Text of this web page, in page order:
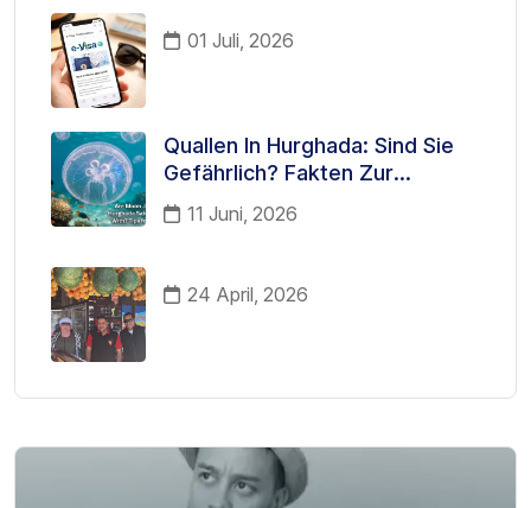
01 Juli, 2026
Quallen In Hurghada: Sind Sie
Gefährlich? Fakten Zur
Meeresfauna, Die Jeder
Tourist Kennen Sollte
11 Juni, 2026
24 April, 2026